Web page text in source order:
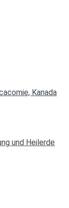
Kanada
und Heilerde